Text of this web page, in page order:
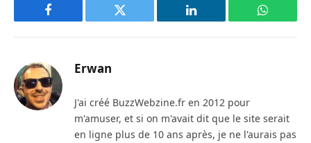
Facebook Twitter LinkedIn
Erwan
J'ai créé BuzzWebzine.fr en 2012 pour
m'amuser, et si on m'avait dit que le site serait
en ligne plus de 10 ans après, je ne l'aurais pas